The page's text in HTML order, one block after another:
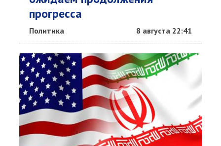
прогресса
Политика 8 августа 22:41